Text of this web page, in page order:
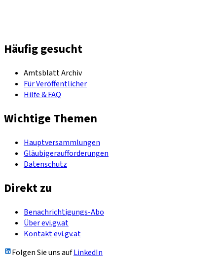
Häufig gesucht
Amtsblatt Archiv
Für Veröffentlicher
Hilfe & FAQ
Wichtige Themen
Hauptversammlungen
Gläubigeraufforderungen
Datenschutz
Direkt zu
Benachrichtigungs-Abo
Über evi.gv.at
Kontakt evi.gv.at
Folgen Sie uns aufLinkedIn